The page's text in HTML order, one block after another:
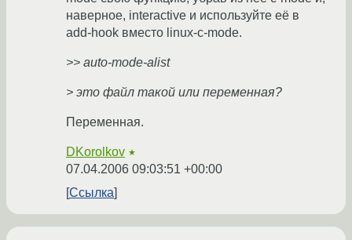
наверное, interactive и используйте её в
add-hook вместо linux-c-mode.
>> auto-mode-alist
> это файл такой или переменная?
Переменная.
DKorolkov ★
07.04.2006 09:03:51 +00:00
Ссылка